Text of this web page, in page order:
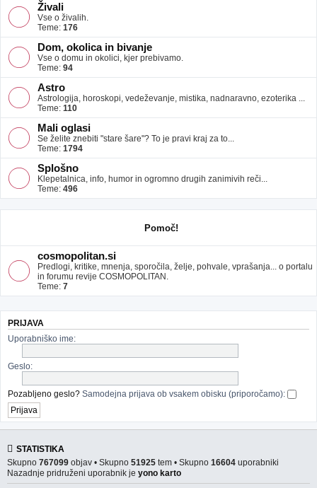
Živali
Vse o živalih.
Teme: 176
Dom, okolica in bivanje
Vse o domu in okolici, kjer prebivamo.
Teme: 94
Astro
Astrologija, horoskopi, vedeževanje, mistika, nadnaravno, ezoterika ...
Teme: 110
Mali oglasi
Se želite znebiti "stare šare"? To je pravi kraj za to...
Teme: 1794
Splošno
Klepetalnica, info, humor in ogromno drugih zanimivih reči...
Teme: 496
Pomoč!
cosmopolitan.si
Predlogi, kritike, mnenja, sporočila, želje, pohvale, vprašanja... o portalu
in forumu revije COSMOPOLITAN.
Teme: 7
PRIJAVA
Uporabniško ime:
Geslo:
Pozabljeno geslo? Samodejna prijava ob vsakem obisku (priporočamo):
STATISTIKA
Skupno 767099 objav • Skupno 51925 tem • Skupno 16604 uporabniki
Nazadnje pridruženi uporabnik je yono karto